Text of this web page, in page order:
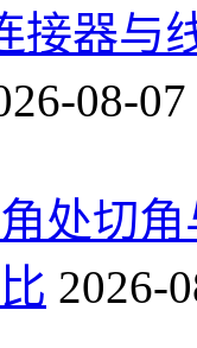
接器与
08-
处切
2026-